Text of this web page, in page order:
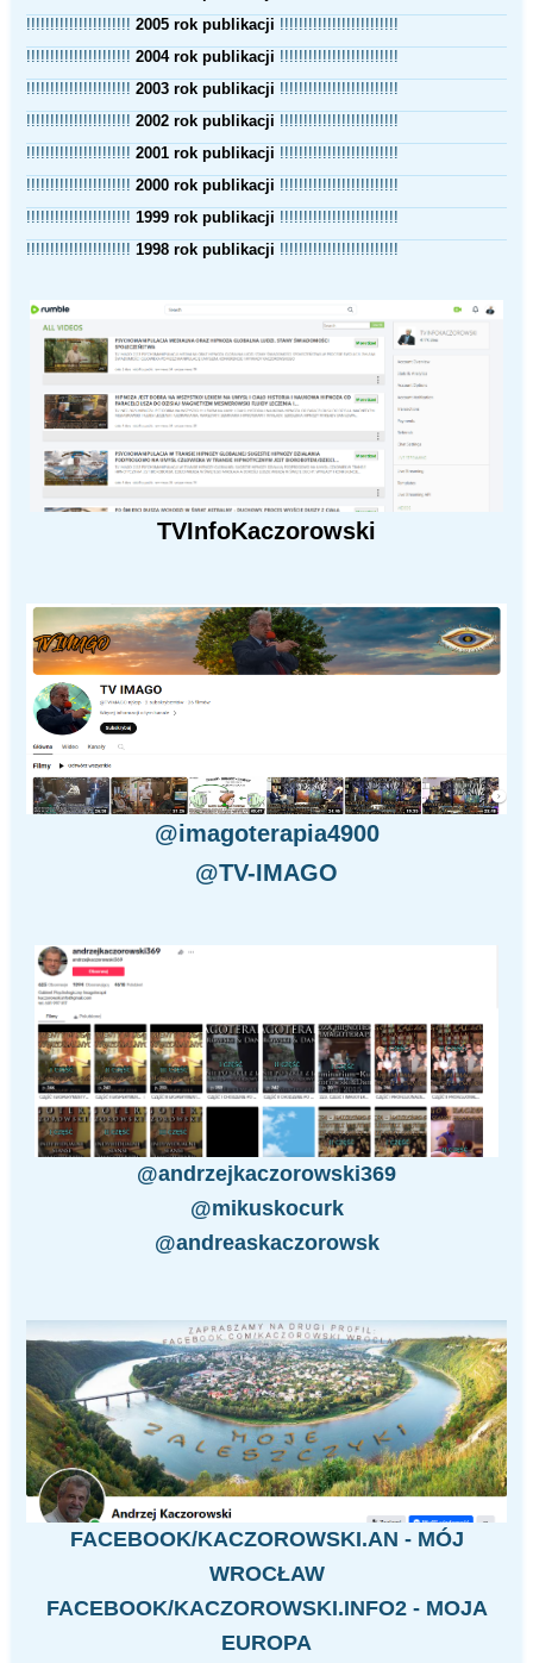
!!!!!!!!!!!!!!!!!!!!!!2005 rok publikacji !!!!!!!!!!!!!!!!!!!!!!!!!
!!!!!!!!!!!!!!!!!!!!!!2004 rok publikacji !!!!!!!!!!!!!!!!!!!!!!!!!
!!!!!!!!!!!!!!!!!!!!!!2003 rok publikacji !!!!!!!!!!!!!!!!!!!!!!!!!
!!!!!!!!!!!!!!!!!!!!!!2002 rok publikacji !!!!!!!!!!!!!!!!!!!!!!!!!
!!!!!!!!!!!!!!!!!!!!!!2001 rok publikacji !!!!!!!!!!!!!!!!!!!!!!!!!
!!!!!!!!!!!!!!!!!!!!!!2000 rok publikacji !!!!!!!!!!!!!!!!!!!!!!!!!
!!!!!!!!!!!!!!!!!!!!!!1999 rok publikacji !!!!!!!!!!!!!!!!!!!!!!!!!
!!!!!!!!!!!!!!!!!!!!!!1998 rok publikacji !!!!!!!!!!!!!!!!!!!!!!!!!
TVInfoKaczorowski
@imagoterapia4900
@TV-IMAGO
@andrzejkaczorowski369
@mikuskocurk
@andreaskaczorowsk
FACEBOOK/KACZOROWSKI.AN - MÓJ
WROCŁAW
FACEBOOK/KACZOROWSKI.INFO2 - MOJA
EUROPA